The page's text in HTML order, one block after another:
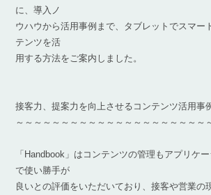
に、導入ノ
ウハウから活用事例まで、タブレットでスマー
テンツを活
用する方法をご案内しました。
接客力、提案力を向上させるコンテンツ活用事
～～～～～～～～～～～～～～～～～～～～～
「Handbook」はコンテンツの管理もアプリケ
で使い勝手が
良いとの評価をいただいており、接客や営業の